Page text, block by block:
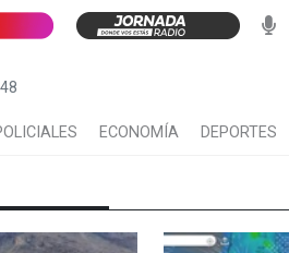
ECONOMÍA DEPORTES